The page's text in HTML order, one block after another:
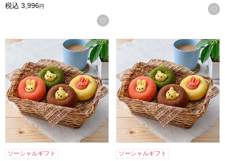
税込 3,996円
お気に入りに登録する
アニマルドーナツ 8個[ANM-20]【年間ギフト】
ソーシャルギフト
アニマルドーナツ 6個[ANM-
ソーシャルギフト